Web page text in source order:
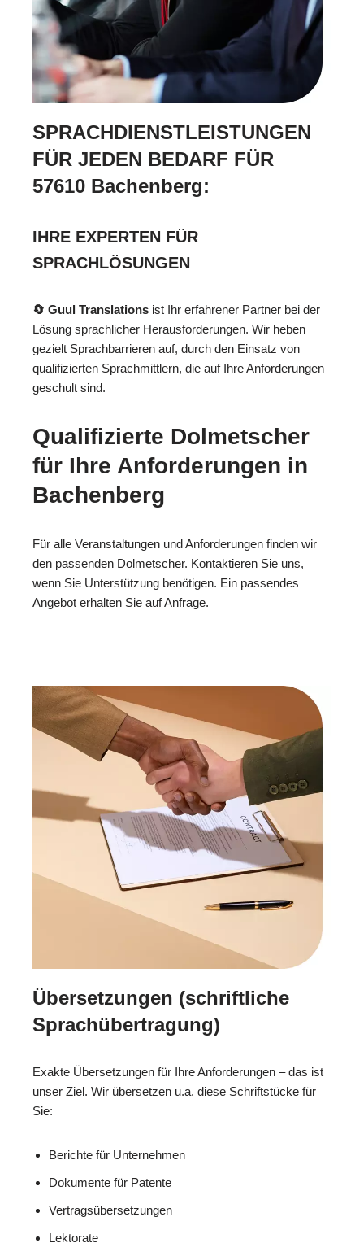
SPRACHDIENSTLEISTUNGEN
FÜR JEDEN BEDARF FÜR
57610 Bachenberg:
IHRE EXPERTEN FÜR
SPRACHLÖSUNGEN
🔄 Guul Translations ist Ihr erfahrener Partner bei der
Lösung sprachlicher Herausforderungen. Wir heben
gezielt Sprachbarrieren auf, durch den Einsatz von
qualifizierten Sprachmittlern, die auf Ihre Anforderungen
geschult sind.
Qualifizierte Dolmetscher
für Ihre Anforderungen in
Bachenberg
Für alle Veranstaltungen und Anforderungen finden wir
den passenden Dolmetscher. Kontaktieren Sie uns,
wenn Sie Unterstützung benötigen. Ein passendes
Angebot erhalten Sie auf Anfrage.
Übersetzungen (schriftliche
Sprachübertragung)
Exakte Übersetzungen für Ihre Anforderungen – das ist
unser Ziel. Wir übersetzen u.a. diese Schriftstücke für
Sie:
Berichte für Unternehmen
Dokumente für Patente
Vertragsübersetzungen
Lektorate